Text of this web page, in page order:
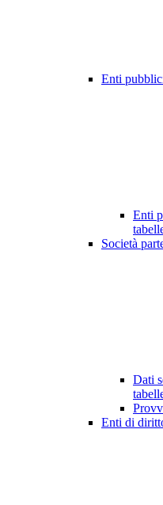
Enti
Enti
Società
Dati
Enti di